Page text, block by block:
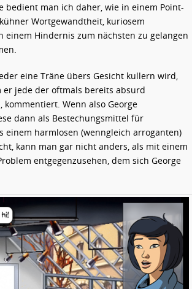
bedient man ich daher, wie in einem Point-
Wortgewandtheit, kuriosem
einem Hindernis zum nächsten zu gelangen
eine Träne übers Gesicht kullern wird,
er jede der oftmals bereits absurd
Wenn also George
dann als Bestechungsmittel für
einem harmlosen (wenngleich arroganten)
kann man gar nicht anders, als mit einem
entgegenzusehen, dem sich George